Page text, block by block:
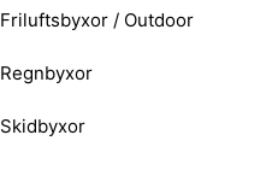
Friluftsbyxor / Outdoor
Regnbyxor
Skidbyxor